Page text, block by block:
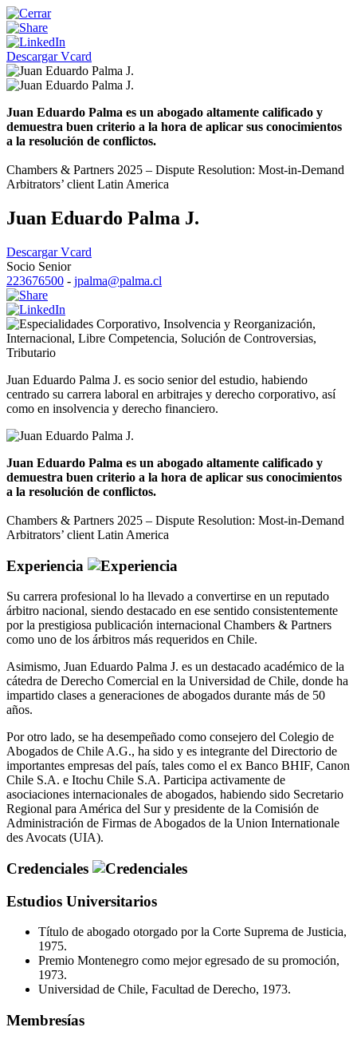
Descargar Vcard
Juan Eduardo Palma es un abogado altamente calificado y
demuestra buen criterio a la hora de aplicar sus conocimientos
a la resolución de conflictos.
Chambers & Partners 2025 – Dispute Resolution: Most-in-Demand
Arbitrators’ client Latin America
Juan Eduardo Palma J.
Descargar Vcard
Socio Senior
223676500 - jpalma@palma.cl
Corporativo, Insolvencia y Reorganización,
Internacional, Libre Competencia, Solución de Controversias,
Tributario
Juan Eduardo Palma J. es socio senior del estudio, habiendo
centrado su carrera laboral en arbitrajes y derecho corporativo, así
como en insolvencia y derecho financiero.
Juan Eduardo Palma es un abogado altamente calificado y
demuestra buen criterio a la hora de aplicar sus conocimientos
a la resolución de conflictos.
Chambers & Partners 2025 – Dispute Resolution: Most-in-Demand
Arbitrators’ client Latin America
Experiencia
Su carrera profesional lo ha llevado a convertirse en un reputado
árbitro nacional, siendo destacado en ese sentido consistentemente
por la prestigiosa publicación internacional Chambers & Partners
como uno de los árbitros más requeridos en Chile.
Asimismo, Juan Eduardo Palma J. es un destacado académico de la
cátedra de Derecho Comercial en la Universidad de Chile, donde ha
impartido clases a generaciones de abogados durante más de 50
años.
Por otro lado, se ha desempeñado como consejero del Colegio de
Abogados de Chile A.G., ha sido y es integrante del Directorio de
importantes empresas del país, tales como el ex Banco BHIF, Canon
Chile S.A. e Itochu Chile S.A. Participa activamente de
asociaciones internacionales de abogados, habiendo sido Secretario
Regional para América del Sur y presidente de la Comisión de
Administración de Firmas de Abogados de la Union Internationale
des Avocats (UIA).
Credenciales
Estudios Universitarios
Título de abogado otorgado por la Corte Suprema de Justicia,
1975.
Premio Montenegro como mejor egresado de su promoción,
1973.
Universidad de Chile, Facultad de Derecho, 1973.
Membresías